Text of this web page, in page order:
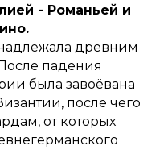
- Романьей и
древним
падения
была завоёвана
после чего
от которых